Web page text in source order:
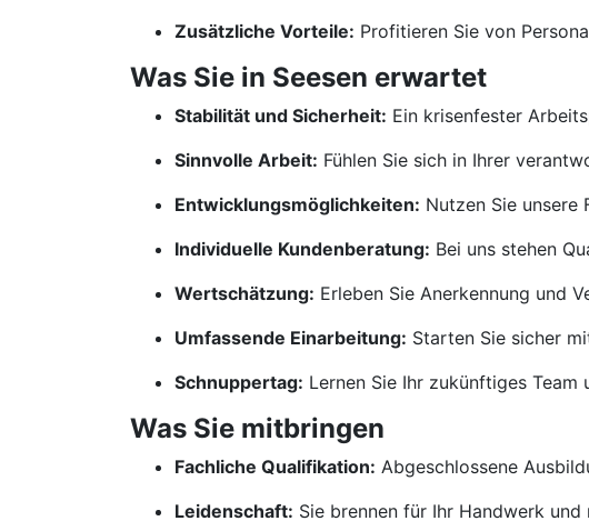
Zusätzliche Vorteile: Profitieren Sie von
Was Sie in Seesen erwartet
Stabilität und Sicherheit: Ein krisenfester
Sinnvolle Arbeit: Fühlen Sie sich in Ihrer
Entwicklungsmöglichkeiten: Nutzen Sie unsere
Individuelle Kundenberatung: Bei uns stehen
Wertschätzung: Erleben Sie Anerkennung und
Umfassende Einarbeitung: Starten Sie sicher
Schnuppertag: Lernen Sie Ihr zukünftiges
Was Sie mitbringen
Fachliche Qualifikation: Abgeschlossene
Leidenschaft: Sie brennen für Ihr Handwerk